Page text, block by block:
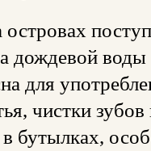
воды
для
чистки
бутылках,